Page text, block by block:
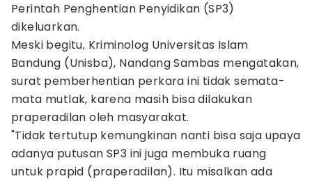
Perintah Penghentian Penyidikan (SP3)
dikeluarkan.
Meski begitu, Kriminolog Universitas Islam
Bandung (Unisba), Nandang Sambas mengatakan,
surat pemberhentian perkara ini tidak semata-
mata mutlak, karena masih bisa dilakukan
praperadilan oleh masyarakat.
"Tidak tertutup kemungkinan nanti bisa saja upaya
adanya putusan SP3 ini juga membuka ruang
untuk prapid (praperadilan). Itu misalkan ada